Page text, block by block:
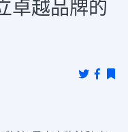
卓越品牌的